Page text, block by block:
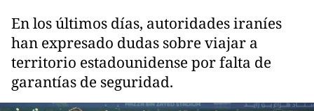
En los últimos días, autoridades iraníes
han expresado dudas sobre viajar a
territorio estadounidense por falta de
garantías de seguridad.